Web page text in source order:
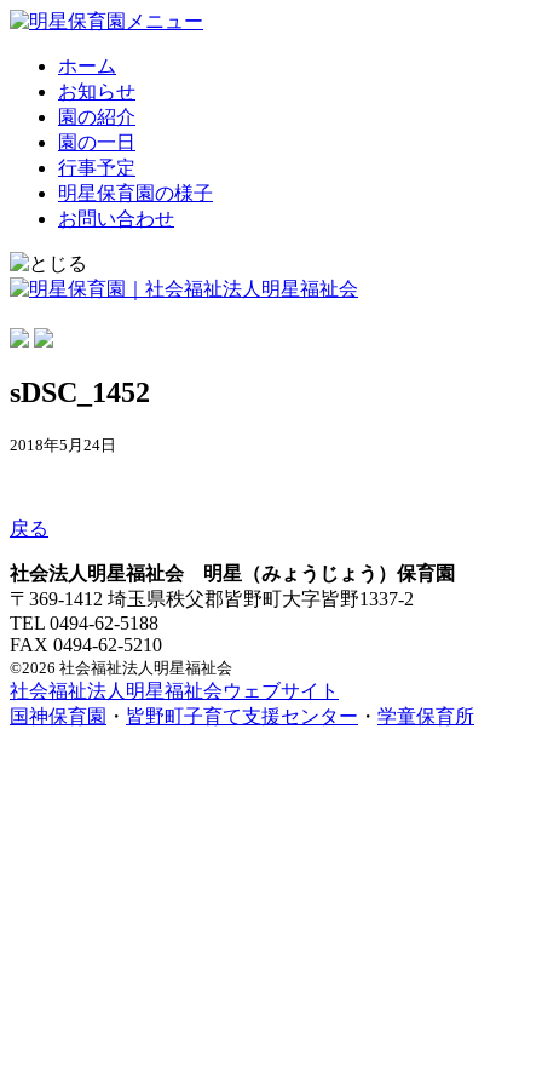
ホーム
お知らせ
園の紹介
園の一日
行事予定
明星保育園の様子
お問い合わせ
sDSC_1452
2018年5月24日
戻る
社会法人明星福祉会 明星（みょうじょう）保育園
〒369-1412 埼玉県秩父郡皆野町大字皆野1337-2
TEL 0494-62-5188
FAX 0494-62-5210
©2026 社会福祉法人明星福祉会
社会福祉法人明星福祉会ウェブサイト
国神保育園 ・ 皆野町子育て支援センター ・ 学童保育所